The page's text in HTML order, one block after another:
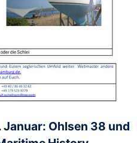
Januar: Ohlsen 38 und